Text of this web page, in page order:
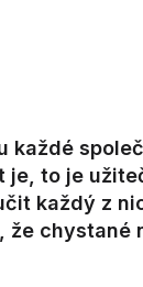
každé
to je
každý z
chystané